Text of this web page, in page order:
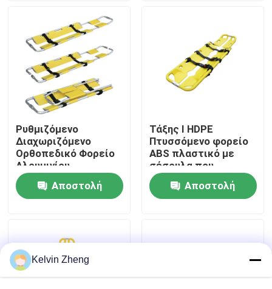
Σχετικά με εμάς
Επισκέψεις στο εργοστάσιο
Έλεγχος ποιότητας
Επικοινωνήστε μαζί μας
Υποθέσεις
Ρυθμιζόμενο
Διαχωριζόμενο
Ορθοπεδικό Φορείο
Αλουμινίου
Αποστολή
Τάξης Ι HDPE
Πτυσσόμενο φορείο
ABS πλαστικό με
σέσουλα που
χρησιμοποιείται με
ακτίνες ΧΑποστολή
Kelvin Zheng